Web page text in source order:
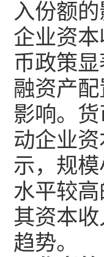
入份额
企业资
币政策
融资产
影响。
动企业
示，规
水平较
其资本
趋势。